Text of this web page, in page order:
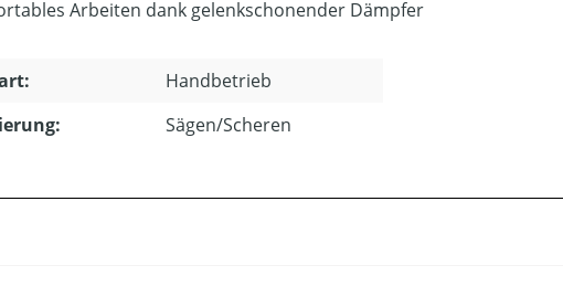
Arbeiten dank gelenkschonender Dämpfer
Handbetrieb
Sägen/Scheren